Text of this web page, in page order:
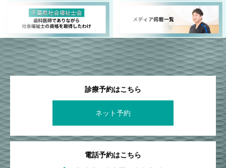
診療予約はこちら
ネット予約
電話予約はこちら